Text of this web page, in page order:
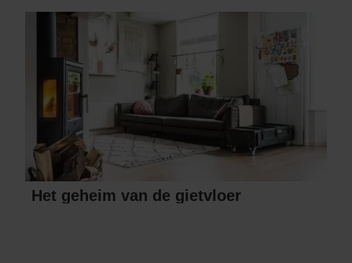
informatie over uw gebruik van onze site met onze
partners voor social media, adverteren en analyse. Deze
partners kunnen deze gegevens combineren met andere
informatie die u aan ze heeft verstrekt of die ze hebben
verzameld op basis van uw gebruik van hun services. U
gaat akkoord met onze cookies als u onze website blijft
gebruiken.
Het geheim van de gietvloer